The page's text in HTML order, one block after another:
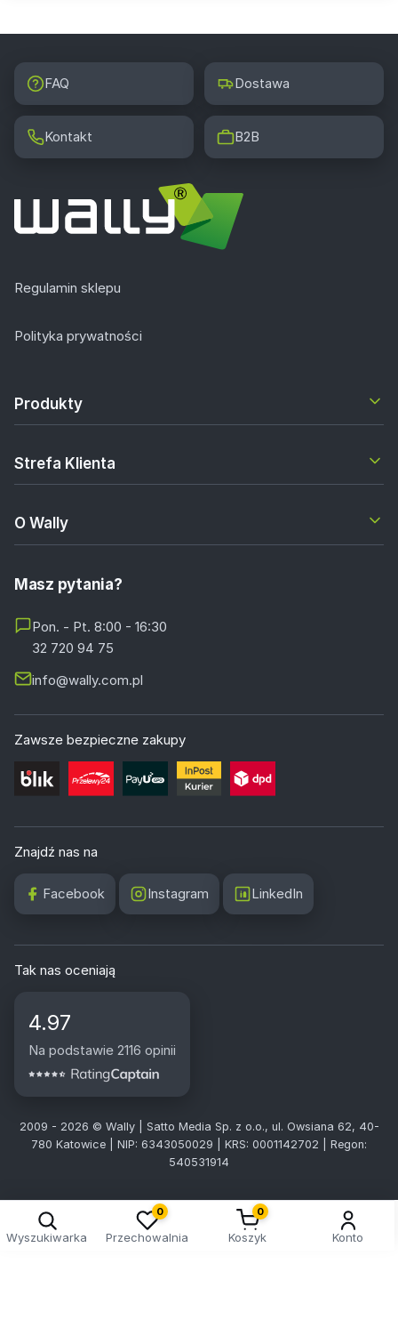
FAQ Dostawa
Kontakt B2B
Regulamin sklepu
Polityka prywatności
Produkty
Strefa Klienta
O Wally
Masz pytania?
Pon. - Pt. 8:00 - 16:30
32 720 94 75
info@wally.com.pl
Zawsze bezpieczne zakupy
Znajdź nas na
Facebook Instagram LinkedIn
Tak nas oceniają
4.97
Na podstawie 2116 opinii
2009 - 2026 © Wally | Satto Media Sp. z o.o., ul. Owsiana 62, 40-
780 Katowice | NIP: 6343050029 | KRS: 0001142702 | Regon:
540531914
Wyszukiwarka
0
Przechowalnia
0
Koszyk Konto